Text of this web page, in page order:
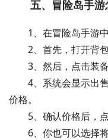
五、冒险岛手
1、在冒险岛手游
2、首先，打开背
3、然后，点击装备
4、系统会显示出
价格。
5、确认价格后，
6、你也可以选择